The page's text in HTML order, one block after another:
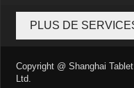
PLUS DE
Copyright @ Shanghai
Ltd.